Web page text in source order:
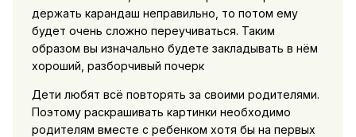
держать карандаш неправильно, то потом ему
будет очень сложно переучиваться. Таким
образом вы изначально будете закладывать в нём
хороший, разборчивый почерк
Дети любят всё повторять за своими родителями.
Поэтому раскрашивать картинки необходимо
родителям вместе с ребенком хотя бы на первых